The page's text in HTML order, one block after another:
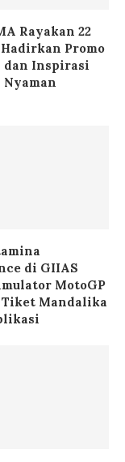
Rayakan 22
Promo
dan Inspirasi
di GIIAS
MotoGP
Mandalika